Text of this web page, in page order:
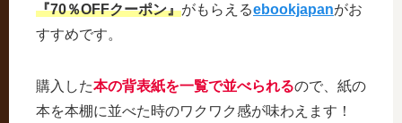
『70％OFFクーポン』がもらえるebookjapanがお
すすめです。
購入した本の背表紙を一覧で並べられるので、紙の
本を本棚に並べた時のワクワク感が味わえます！